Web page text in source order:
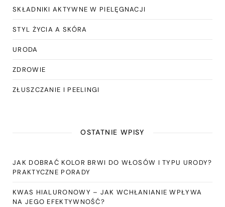
SKŁADNIKI AKTYWNE W PIELĘGNACJI
STYL ŻYCIA A SKÓRA
URODA
ZDROWIE
ZŁUSZCZANIE I PEELINGI
OSTATNIE WPISY
JAK DOBRAĆ KOLOR BRWI DO WŁOSÓW I TYPU URODY?
PRAKTYCZNE PORADY
KWAS HIALURONOWY – JAK WCHŁANIANIE WPŁYWA
NA JEGO EFEKTYWNOŚĆ?